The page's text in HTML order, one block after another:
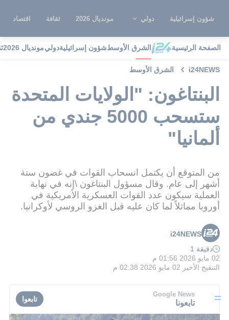
شؤون إسرائيلية دولي مونديال 2026 ثقافة اقتصاد
الصفحة الرئيسية الشرق الأوسطشؤون إسرائيليةدوليمونديال 2026
i24NEWS الشرق الأوسط
البنتاغون: "الولايات المتحدة
ستسحب 5000 جندي من
ألمانيا"
من المتوقع أن يكتمل انسحاب القوات في غضون ستة
أشهر إلى عام. وقال مسؤول البنتاغون \إنه في نهاية
العملية سيكون عدد القوات العسكرية الأمريكية في
أوروبا مماثلاً لما كان عليه قبل الغزو الروسي لأوكرانيا.
i24NEWS
دقيقة 1
02 مايو 2026 01:56 م
التنقيح الأخير 02 مايو 2026 02:38 م
Google News
تابعونا تابعوا